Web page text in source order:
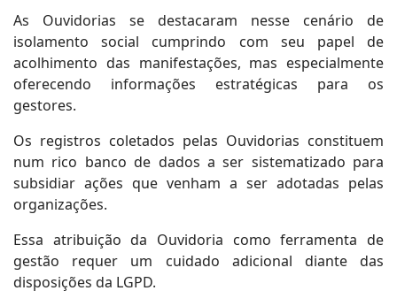
As Ouvidorias se destacaram nesse cenário de
isolamento social cumprindo com seu papel de
acolhimento das manifestações, mas especialmente
oferecendo informações estratégicas para os
gestores.
Os registros coletados pelas Ouvidorias constituem
num rico banco de dados a ser sistematizado para
subsidiar ações que venham a ser adotadas pelas
organizações.
Essa atribuição da Ouvidoria como ferramenta de
gestão requer um cuidado adicional diante das
disposições da LGPD.